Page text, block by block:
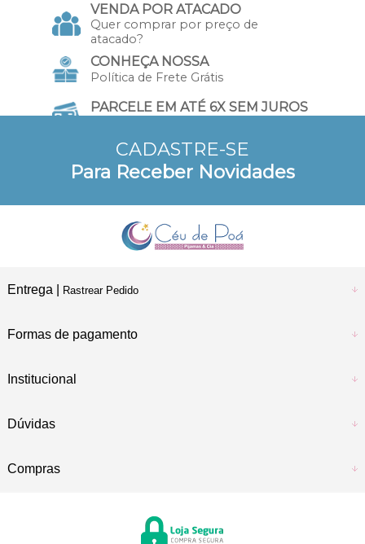
VENDA POR ATACADO
Quer comprar por preço de
atacado?
CONHEÇA NOSSA
Política de Frete Grátis
PARCELE EM ATÉ 6X SEM JUROS
10% DE DESCONTO
a vista no Pix e Boleto
CADASTRE-SE
Para Receber Novidades
Entrega | Rastrear Pedido
Formas de pagamento
Institucional
Dúvidas
Compras